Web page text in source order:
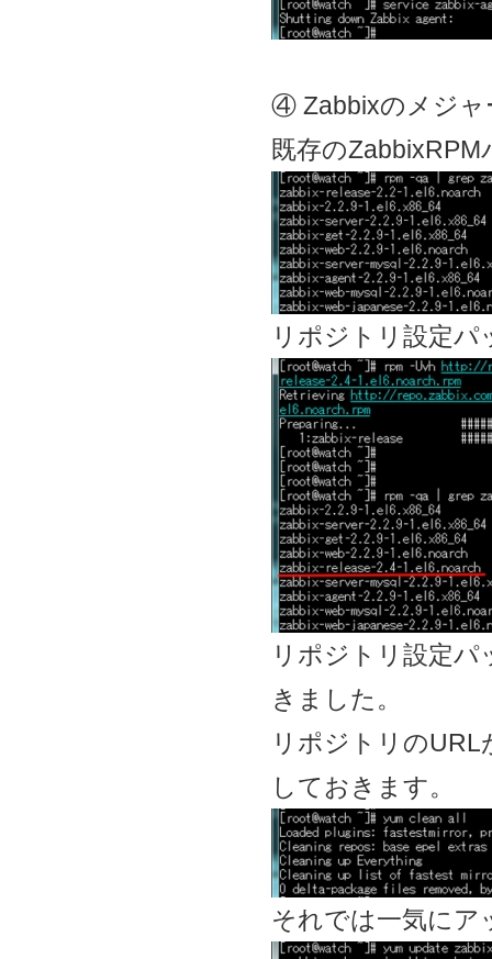
④ Zabbixのメジャ
既存の
リポジトリ設定
リポジトリ設定
きました。
リポジトリの
しておきます。
それでは一気にア